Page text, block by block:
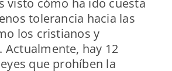
visto cómo ha ido cuesta
tolerancia hacia las
los cristianos y
Actualmente, hay 12
que prohíben la